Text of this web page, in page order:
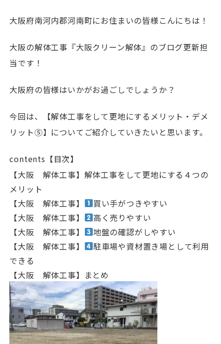
大阪府南河内郡河南町にお住まいの皆様こんにちは！
大阪の解体工事『大阪クリーン解体』のブログ更新担
当です！
大阪府の皆様はいかがお過ごしでしょうか？
今回は、【解体工事をして更地にするメリット・デメ
リット⑤】についてご紹介していきたいと思います。
contents【目次】
【大阪 解体工事】解体工事をして更地にする４つの
メリット
【大阪 解体工事】
買い手がつきやすい
【大阪 解体工事】
高く売りやすい
【大阪 解体工事】
地盤の確認がしやすい
【大阪 解体工事】
駐車場や資材置き場として利用
できる
【大阪 解体工事】まとめ